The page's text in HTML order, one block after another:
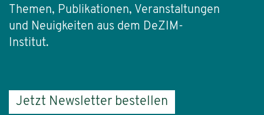
Themen, Publikationen, Veranstaltungen
und Neuigkeiten aus dem DeZIM-
Institut.
Jetzt Newsletter bestellen